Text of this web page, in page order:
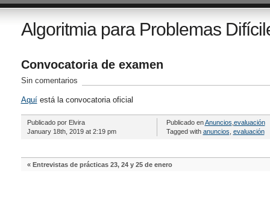
Algoritmia para Problemas
Convocatoria de examen
Sin comentarios
Aquíestá la convocatoria oficial
Publicado por Elvira
January 18th, 2019 at 2:19 pm
Publicado enAnuncios evaluación
Tagged with anuncios evaluación
« Entrevistas de prácticas 23, 24 y 25 de enero